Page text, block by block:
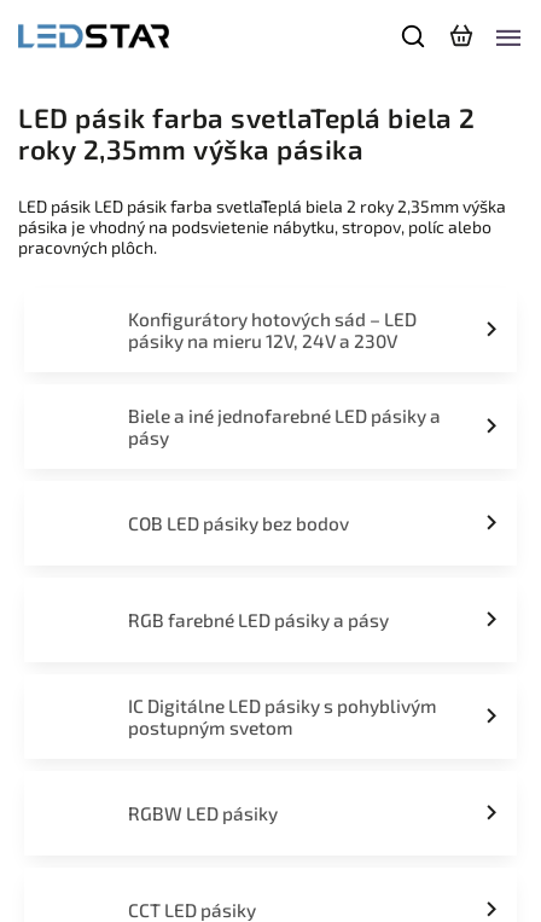
LED pásik farba svetlaTeplá biela 2
roky 2,35mm výška pásika
LED pásik LED pásik farba svetlaTeplá biela 2 roky 2,35mm výška
pásika je vhodný na podsvietenie nábytku, stropov, políc alebo
pracovných plôch.
Konfigurátory hotových sád – LED
pásiky na mieru 12V, 24V a 230V
Biele a iné jednofarebné LED pásiky a
pásy
COB LED pásiky bez bodov
RGB farebné LED pásiky a pásy
IC Digitálne LED pásiky s pohyblivým
postupným svetom
RGBW LED pásiky
CCT LED pásiky